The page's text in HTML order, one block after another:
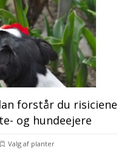
forstår du risiciene
og hundeejere
Valg af planter